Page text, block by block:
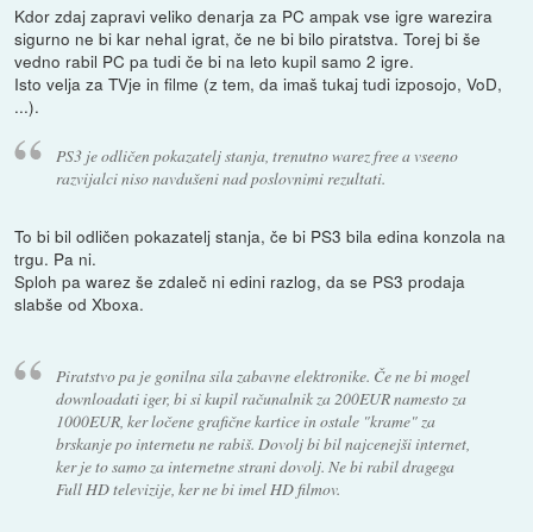
Kdor zdaj zapravi veliko denarja za PC ampak vse igre warezira
sigurno ne bi kar nehal igrat, če ne bi bilo piratstva. Torej bi še
vedno rabil PC pa tudi če bi na leto kupil samo 2 igre.
Isto velja za TVje in filme (z tem, da imaš tukaj tudi izposojo, VoD,
...).
PS3 je odličen pokazatelj stanja, trenutno warez free a vseeno
razvijalci niso navdušeni nad poslovnimi rezultati.
To bi bil odličen pokazatelj stanja, če bi PS3 bila edina konzola na
trgu. Pa ni.
Sploh pa warez še zdaleč ni edini razlog, da se PS3 prodaja
slabše od Xboxa.
Piratstvo pa je gonilna sila zabavne elektronike. Če ne bi mogel
downloadati iger, bi si kupil računalnik za 200EUR namesto za
1000EUR, ker ločene grafične kartice in ostale "krame" za
brskanje po internetu ne rabiš. Dovolj bi bil najcenejši internet,
ker je to samo za internetne strani dovolj. Ne bi rabil dragega
Full HD televizije, ker ne bi imel HD filmov.